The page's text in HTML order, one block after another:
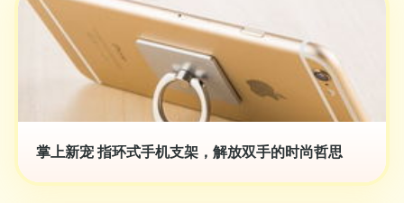
掌上新宠 指环式手机支架，解放双手的时尚哲思